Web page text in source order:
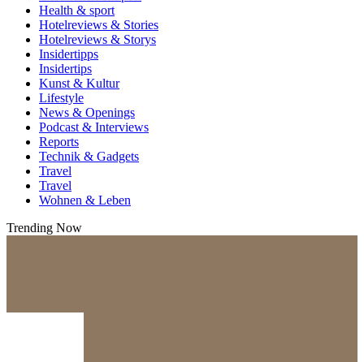
Health & sport
Hotelreviews & Stories
Hotelreviews & Storys
Insidertipps
Insidertips
Kunst & Kultur
Lifestyle
News & Openings
Podcast & Interviews
Reports
Technik & Gadgets
Travel
Travel
Wohnen & Leben
Trending Now